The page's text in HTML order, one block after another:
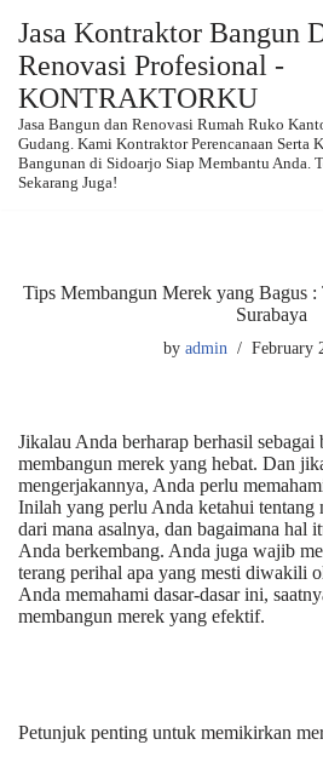
Skip
content
Jasa Kontraktor Bangun
Renovasi Profesional -
KONTRAKTORKU
Jasa Bangun dan Renovasi Rumah Ruko
Gudang. Kami Kontraktor Perencanaan Serta
Bangunan di Sidoarjo Siap Membantu Anda.
Sekarang Juga!
Tips Membangun Merek yang Bagus
Surabaya
by admin February
Jikalau Anda berharap berhasil sebagai
membangun merek yang hebat. Dan
mengerjakannya, Anda perlu
Inilah yang perlu Anda ketahui tentang
dari mana asalnya, dan bagaimana hal
Anda berkembang. Anda juga wajib
terang perihal apa yang mesti diwakili
Anda memahami dasar-dasar ini,
membangun merek yang efektif.
Petunjuk penting untuk memikirkan